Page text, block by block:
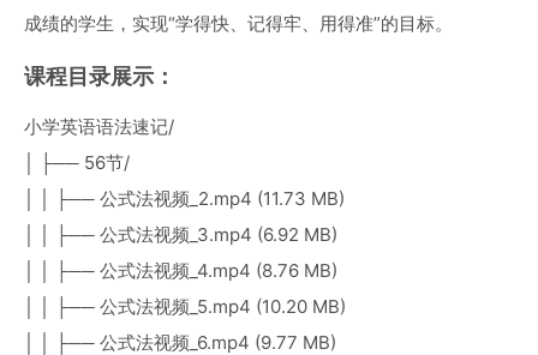
成绩的学生，实现“学得快、记得牢、用得准”的目标。
课程目录展示：
小学英语语法速记/
│ ├── 56节/
│ │ ├── 公式法视频_2.mp4 (11.73 MB)
│ │ ├── 公式法视频_3.mp4 (6.92 MB)
│ │ ├── 公式法视频_4.mp4 (8.76 MB)
│ │ ├── 公式法视频_5.mp4 (10.20 MB)
│ │ ├── 公式法视频_6.mp4 (9.77 MB)